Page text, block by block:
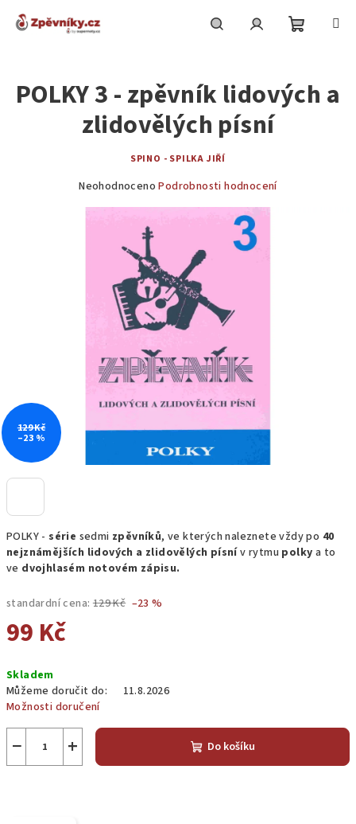
košík
POLKY -série sedmi zpěvníků, ve kterých naleznete vždy po 40
nejznámějších lidových a zlidovělých písnív rytmu polky a to
ve dvojhlasém notovém zápisu.
standardní cena: 129 Kč –23 %
99 Kč
cena:
Skladem
Můžeme doručit do:
11.8.2026
Možnosti doručení
+
− Do košíku
POLKY 3 - zpěvník lidových a
zlidovělých písní
SPINO - SPILKA JIŘÍ
Průměrné
hvězdiček.
Neohodnoceno Podrobnosti hodnocení
129 Kč
–23 %